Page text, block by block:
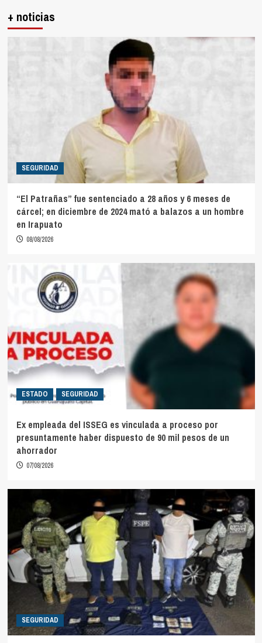
+ noticias
SEGURIDAD
“El Patrañas” fue sentenciado a 28 años y 6 meses de
cárcel; en diciembre de 2024 mató a balazos a un hombre
en Irapuato
08/08/2026
ESTADO SEGURIDAD
Ex empleada del ISSEG es vinculada a proceso por
presuntamente haber dispuesto de 90 mil pesos de un
ahorrador
07/08/2026
SEGURIDAD